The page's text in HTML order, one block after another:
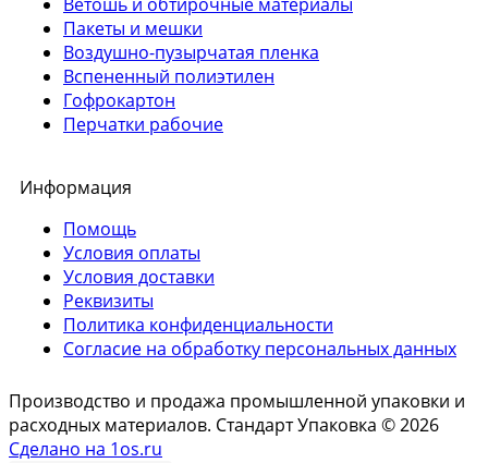
Пакеты и мешки
Воздушно-пузырчатая пленка
Вспененный полиэтилен
Гофрокартон
Перчатки рабочие
Информация
Помощь
Условия оплаты
Условия доставки
Реквизиты
Политика конфиденциальности
Согласие на обработку персональных данных
Производство и продажа промышленной упаковки и
расходных материалов. Стандарт Упаковка © 2026
Сделано на 1os.ru